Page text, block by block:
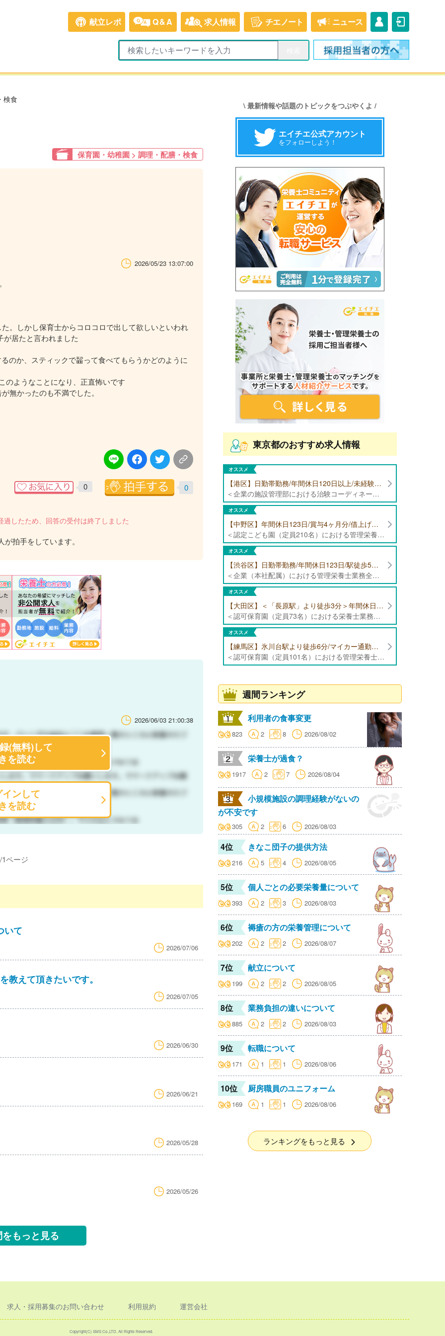
献立レポ Q&A 求人情報 チエノート ニュース
検食
保育園・幼稚園 > 調理・配膳・検食
2026/05/23 13:07:00
。しかし保育士からコロコロで出して欲しいといわれ
居たと言われました
のか、スティックで齧って食べてもらうかどのように
のようなことになり、正直怖いです
無かったのも不満でした。
0 0
したため、回答の受付は終了しました
が拍手をしています。
2026/06/03 21:00:38
(無料)して
を読む
ンして
を読む
/1ページ
いて
2026/07/06
教えて頂きたいです。
2026/07/05
2026/06/30
2026/06/21
2026/05/28
2026/05/26
もっと見る
\ 最新情報や話題のトピックをつぶやくよ /
エイチエ公式アカウント
をフォローしよう！
東京都のおすすめ求人情報
オススメ
【港区】日勤帯勤務/年間休日120日以上/未経験者歓迎/健康食品の臨床試験に携わる管理栄養士・栄養士の治験コーディネーター募集！
＜企業の施設管理部における治験コーディネーター業務全般＞ ・健康食品の臨床試験に伴う指導 ・スケジュール調整等の被験者管理 ・データ収集、書類作成 ・医療機関にて被験者への説明や誘導 ・栄養指導、栄養計算
オススメ
【中野区】年間休日123日/賞与4ヶ月分/借上げ住宅制度あり 認定こども園（定員210名）にて管理栄養士・栄養士募集！
＜認定こども園（定員210名）における管理栄養士・栄養士業務全般＞ ・管理栄養士、栄養士業務全般
オススメ
【渋谷区】日勤帯勤務/年間休日123日/駅徒歩5分/企業（本社配属）にて管理栄養士募集！
＜企業（本社配属）における管理栄養士業務全般＞ ・本社および在宅（週1日程度）で、運営・受託する保育園（約50箇所）の管理栄養士・マネジメント業務全般 ・調理指導、育成 ・調理代行※欠員時 ・衛生管理 ・献立作成 ・食材発注 ・園長、調理スタッフとの給食会議 ・クライアント企業との給食会議（食育等の企画提案） ・採用業務（面接・施設見学同行）など ・担当保育園の定期巡回（直行やオンライン対応あり） ※23区内の認可保育園や、事業所内保育園（市川市、古河市、厚木市・追浜等）
オススメ
【大田区】＜「長原駅」より徒歩3分＞年間休日120日以上/最大10連休取得可能/日勤帯勤務のみ 認可保育園（定員73名）にて、栄養士の募集！
＜認可保育園（定員73名）における栄養士業務全般＞ ・調理（朝おやつ・給食・おやつ・補食） ・盛付け、片づけ ・食育、保育室への給食ラウンド、事務業務 ・調理室のお掃除、備蓄の確認、発注など ※定員:73名(0歳児6名、1歳歳児10名、2歳児12名、3歳-5歳児各15名)
オススメ
【練馬区】氷川台駅より徒歩6分/マイカー通勤可能/年間休日120日/賞与高水準 認可保育園（定員101名）にて管理栄養士・栄養士・調理師募集！
＜認可保育園（定員101名）における管理栄養士・栄養士・調理師業務全般＞ ・調理業務全般 ・離乳食、アレルギー除去食対応 ・食育活動
週間ランキング
利用者の食事変更
823 2 8 2026/08/02
栄養士が過食？
1917 2 7 2026/08/04
小規模施設の調理経験がないの
が不安です
305 2 6 2026/08/03
4位 きなこ団子の提供方法
216 5 4 2026/08/05
5位 個人ごとの必要栄養量について
393 2 3 2026/08/03
6位 褥瘡の方の栄養管理について
202 2 2 2026/08/07
7位 献立について
199 2 2 2026/08/05
8位 業務負担の違いについて
885 2 2 2026/08/03
9位 転職について
171 1 1 2026/08/06
10位 厨房職員のユニフォーム
169 1 1 2026/08/06
ランキングをもっと見る
求人・採用募集のお問い合わせ 利用規約 運営会社
Copyright(C) SMS Co.,LTD. All Rights Reserved.